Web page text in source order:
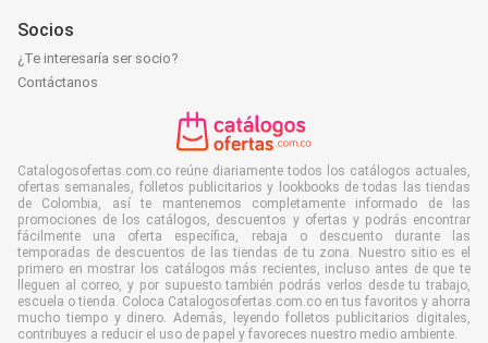
Socios
¿Te interesaría ser socio?
Contáctanos
Catalogosofertas.com.co reúne diariamente todos los catálogos actuales,
ofertas semanales, folletos publicitarios y lookbooks de todas las tiendas
de Colombia, así te mantenemos completamente informado de las
promociones de los catálogos, descuentos y ofertas y podrás encontrar
fácilmente una oferta específica, rebaja o descuento durante las
temporadas de descuentos de las tiendas de tu zona. Nuestro sitio es el
primero en mostrar los catálogos más recientes, incluso antes de que te
lleguen al correo, y por supuesto también podrás verlos desde tu trabajo,
escuela o tienda. Coloca Catalogosofertas.com.co en tus favoritos y ahorra
mucho tiempo y dinero. Además, leyendo folletos publicitarios digitales,
contribuyes a reducir el uso de papel y favoreces nuestro medio ambiente.